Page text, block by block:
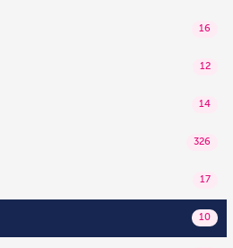
16
12
14
326
17
10